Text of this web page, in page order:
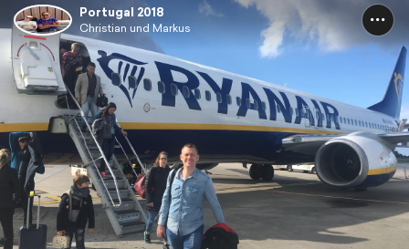
Portugal 2018
Christian und Markus